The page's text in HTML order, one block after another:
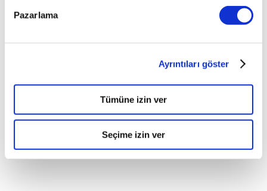
Pazarlama
Ayrıntıları göster
Tümüne izin ver
Seçime izin ver